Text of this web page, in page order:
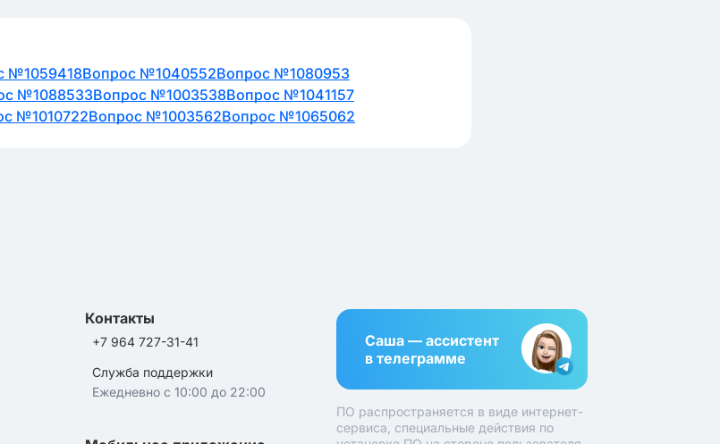
№1059418Вопрос №1040552Вопрос №1080953
№1088533Вопрос №1003538Вопрос №1041157
№1010722Вопрос №1003562Вопрос №1065062
Контакты
+7 964 727-31-41
Служба поддержки
Ежедневно с 10:00 до 22:00
Саша — ассистент
в телеграмме
ПО распространяется в виде интернет-
сервиса, специальные действия по